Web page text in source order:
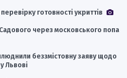
готовності укриттів
через московського попа
беззмістовну заяву щодо
Львові